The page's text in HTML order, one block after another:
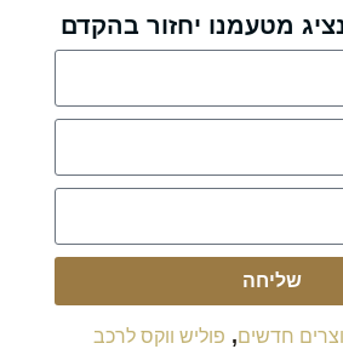
מטעמנו יחזור בהקדם
שליחה
חדשים, פוליש ווקס לרכב